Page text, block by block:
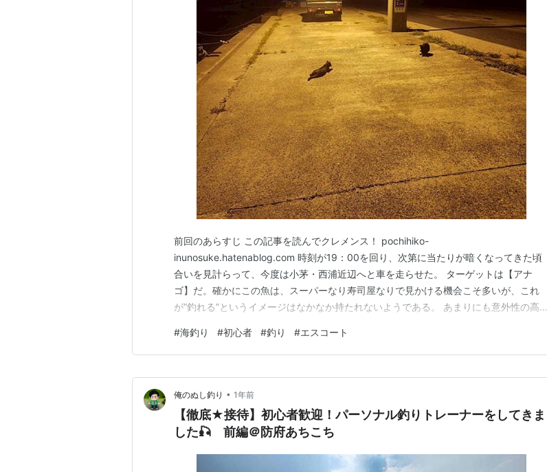
前回のあらすじ この記事を読んでクレメンス！ pochihiko-
inunosuke.hatenablog.com 時刻が19：00を回り、次第に当たりが暗くなってきた頃
合いを見計らって、今度は小茅・西浦近辺へと車を走らせた。 ターゲットは【アナ
ゴ】だ。確かにこの魚は、スーパーなり寿司屋なりで見かける機会こそ多いが、これ
が”釣れる”というイメージはなかなか持たれないようである。 あまりにも意外性の高い
なりそうだ。 ということでパーソナル釣りトレーナー旅も最終章！西浦・小茅の釣行
の様子を書いていこう。
#海釣り #初心者 #釣り #エスコート
俺のぬし釣り • 1年前
【徹底★接待】初心者歓迎！パーソナル釣りトレーナーをしてきま
した🎣 前編＠防府あちこち